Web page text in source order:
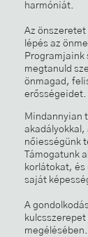
harmóniát.
Az
lépés az
Programjaink
megtanuld
önmagad,
erősségeidet.
Mindannyian
akadályokkal,
nőiességünk
Támogatunk
korlátokat, és
saját
A